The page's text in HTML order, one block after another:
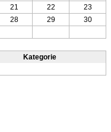
21 22
23
28 29
30
Kategorie